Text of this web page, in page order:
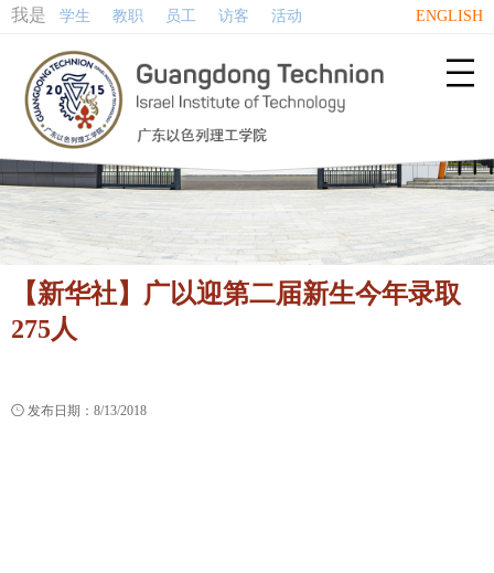
我是 学生 教职 员工 访客 活动 ENGLISH

【新华社】广以迎第二届新生今年录取
275人
 发布日期：8/13/2018